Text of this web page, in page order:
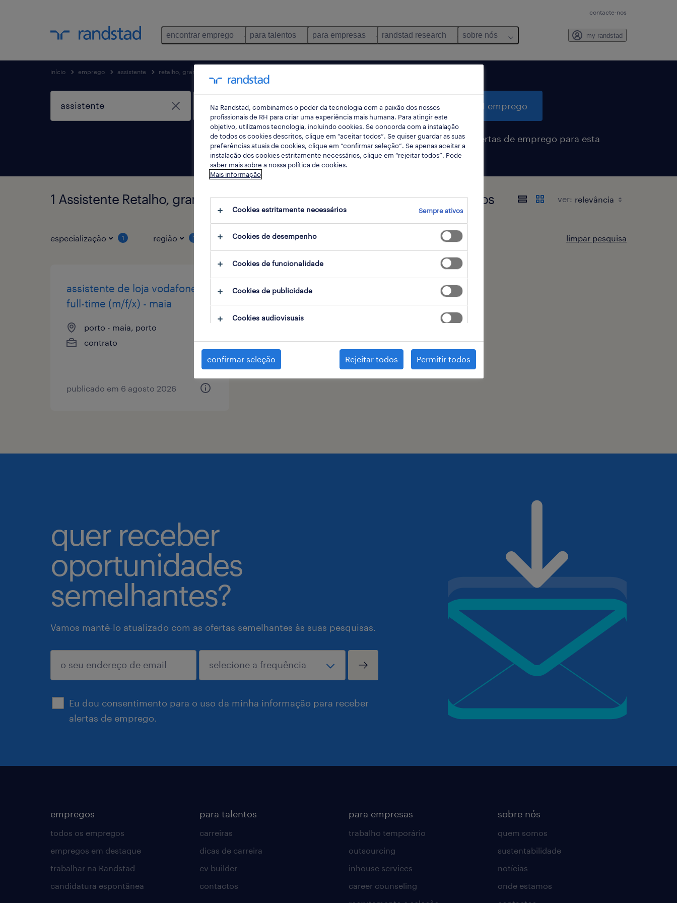
contacte-nos
encontrar emprego para talentos para empresas randstad research sobre nós my randstad
início emprego assistente retalho, grande consumo e distribuição
pesquisar 1 emprego
receber alertas de emprego para esta
pesquisa
1 Assistente Retalho, grande consumo e distribuição empregos encontrados ver:
especialização 1 região 1 tipo de contrato limpar pesquisa
assistente de loja vodafone
full-time (m/f/x) - maia
porto - maia, porto
contrato
publicado em 6 agosto 2026
quer receber
oportunidades
semelhantes?
Vamos mantê-lo atualizado com as ofertas semelhantes às suas pesquisas.
Eu dou consentimento para o uso da minha informação para receber
alertas de emprego.
enviar
empregos
todos os empregos
empregos em destaque
trabalhar na Randstad
candidatura espontânea
para talentos
carreiras
dicas de carreira
cv builder
contactos
para empresas
trabalho temporário
outsourcing
inhouse services
career counseling
sobre nós
quem somos
sustentabilidade
notícias
onde estamos
Na Randstad, combinamos o poder da tecnologia com a paixão dos nossos
profissionais de RH para criar uma experiência mais humana. Para atingir este
objetivo, utilizamos tecnologia, incluindo cookies. Se concorda com a instalação
de todos os cookies descritos, clique em “aceitar todos”. Se quiser guardar as suas
preferências atuais de cookies, clique em “confirmar seleção”. Se apenas aceitar a
instalação dos cookies estritamente necessários, clique em “rejeitar todos”. Pode
saber mais sobre a nossa política de cookies.
Mais informação
Cookies estritamente necessários Sempre ativos
Cookies de desempenho
Cookies de funcionalidade
Cookies de publicidade
Cookies audiovisuais
confirmar seleção Rejeitar todos Permitir todos